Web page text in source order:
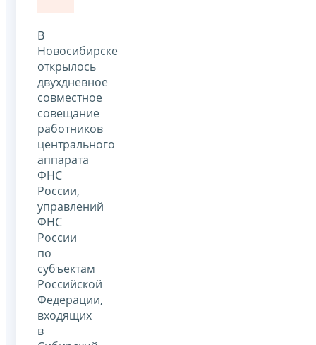
В
Новосибирске
открылось
двухдневное
совместное
совещание
работников
центрального
аппарата
ФНС
России,
управлений
ФНС
России
по
субъектам
Российской
Федерации,
входящих
в